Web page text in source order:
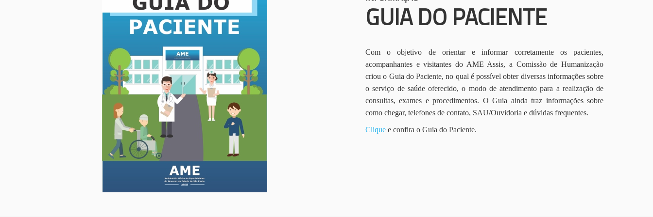
GUIA DO PACIENTE
Com o objetivo de orientar e informar corretamente os pacientes,
acompanhantes e visitantes do AME Assis, a Comissão de Humanização
criou o Guia do Paciente, no qual é possível obter diversas informações sobre
o serviço de saúde oferecido, o modo de atendimento para a realização de
consultas, exames e procedimentos. O Guia ainda traz informações sobre
como chegar, telefones de contato, SAU/Ouvidoria e dúvidas frequentes.
Clique e confira o Guia do Paciente.